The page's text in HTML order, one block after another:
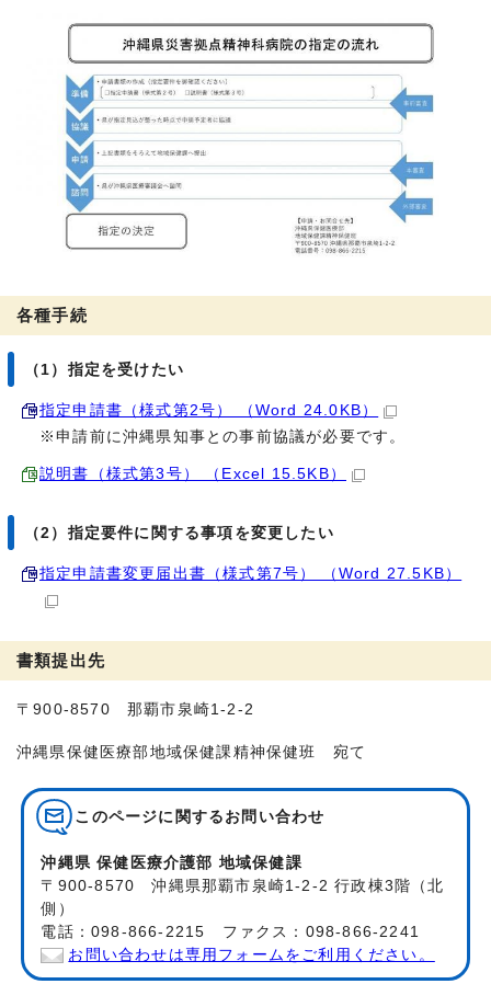
各種手続
（1）指定を受けたい
指定申請書（様式第2号） （Word 24.0KB）
※申請前に沖縄県知事との事前協議が必要です。
説明書（様式第3号） （Excel 15.5KB）
（2）指定要件に関する事項を変更したい
指定申請書変更届出書（様式第7号） （Word 27.5KB）
書類提出先
〒900-8570 那覇市泉崎1-2-2
沖縄県保健医療部地域保健課精神保健班 宛て
このページに関する お問い合わせ
沖縄県 保健医療介護部 地域保健課
〒900-8570 沖縄県那覇市泉崎1-2-2 行政棟3階（北
側）
電話：098-866-2215 ファクス：098-866-2241
お問い合わせは専用フォームをご利用ください。